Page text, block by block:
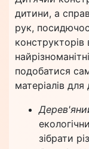
дитини, а
рук,
подобатися
матеріалів
зібрати